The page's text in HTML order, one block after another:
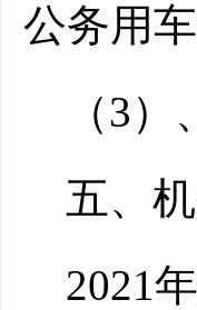
公务用
（3
五、
2021